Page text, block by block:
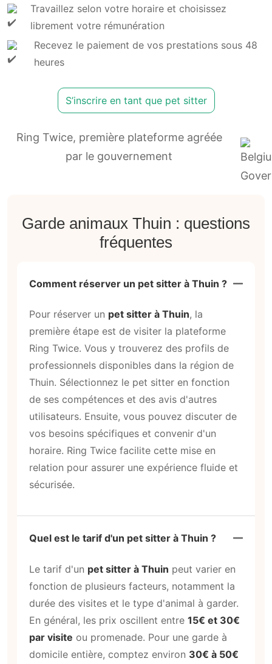
Travaillez selon votre horaire et choisissez
librement votre rémunération
Recevez le paiement de vos prestations sous 48
heures
S’inscrire en tant que pet sitter
Ring Twice, première plateforme agréée
par le gouvernement
Garde animaux Thuin : questions
fréquentes
Comment réserver un pet sitter à Thuin ?
Pour réserver un pet sitter à Thuin, la
première étape est de visiter la plateforme
Ring Twice. Vous y trouverez des profils de
professionnels disponibles dans la région de
Thuin. Sélectionnez le pet sitter en fonction
de ses compétences et des avis d'autres
utilisateurs. Ensuite, vous pouvez discuter de
vos besoins spécifiques et convenir d'un
horaire. Ring Twice facilite cette mise en
relation pour assurer une expérience fluide et
sécurisée.
Quel est le tarif d'un pet sitter à Thuin ?
Le tarif d'un pet sitter à Thuin peut varier en
fonction de plusieurs facteurs, notamment la
durée des visites et le type d'animal à garder.
En général, les prix oscillent entre 15€ et 30€
par visite ou promenade. Pour une garde à
domicile entière, comptez environ 30€ à 50€